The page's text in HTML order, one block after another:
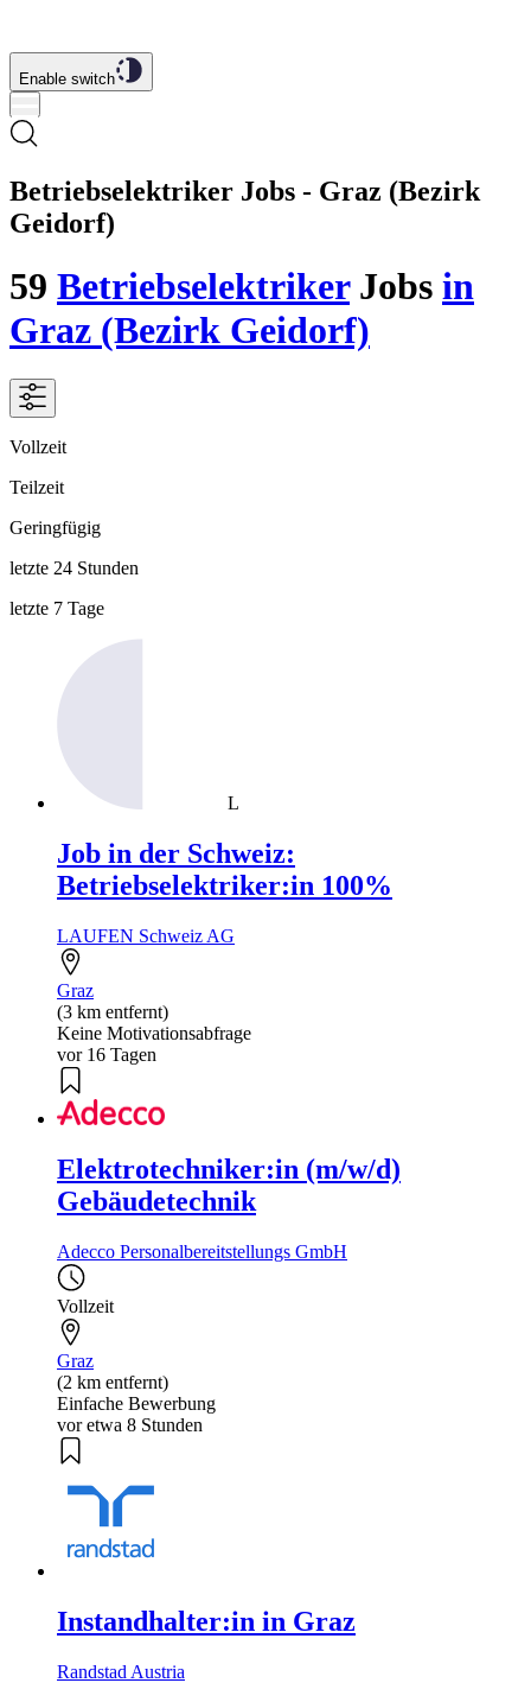
Enable switch
Betriebselektriker Jobs - Graz (Bezirk
Geidorf)
59 BetriebselektrikerJobs in
Graz (Bezirk Geidorf)
Vollzeit
Teilzeit
Geringfügig
letzte 24 Stunden
letzte 7 Tage
L
Job in der Schweiz:
Betriebselektriker:in 100%
LAUFEN Schweiz AG
Graz
(3 km entfernt)
Keine Motivationsabfrage
vor 16 Tagen
Elektrotechniker:in (m/w/d)
Gebäudetechnik
Adecco Personalbereitstellungs GmbH
Vollzeit
Graz
(2 km entfernt)
Einfache Bewerbung
vor etwa 8 Stunden
Instandhalter:in in Graz
Randstad Austria